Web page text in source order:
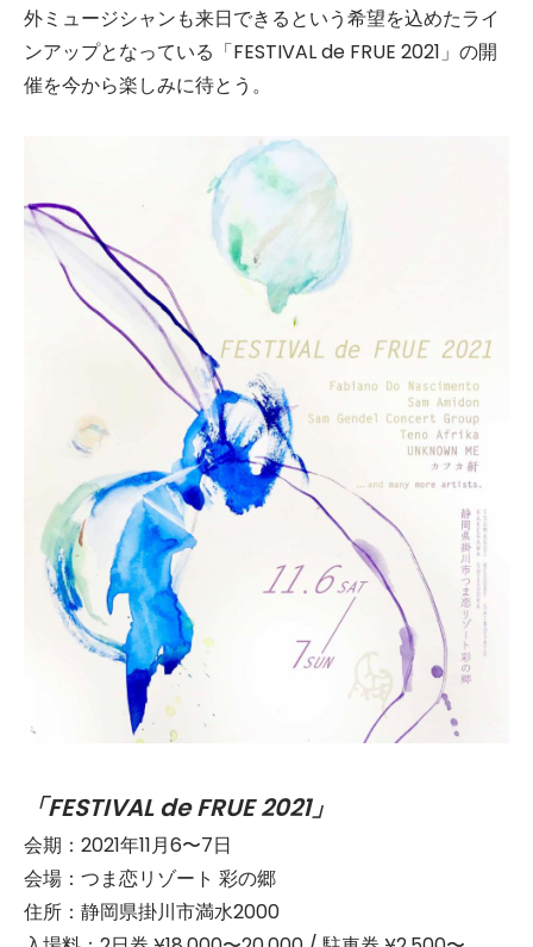
外ミュージシャンも来日できるという希望を込めたライ
ンアップとなっている「FESTIVAL de FRUE 2021」の開
催を今から楽しみに待とう。
「FESTIVAL de FRUE 2021」
会期：2021年11月6〜7日
会場：つま恋リゾート 彩の郷
住所：静岡県掛川市満水2000